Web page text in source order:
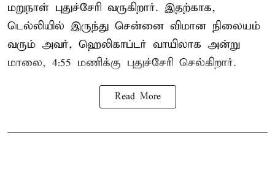
மறுநாள் புதுச்சேரி வருகிறார். இதற்காக,
டெல்லியில் இருந்து சென்னை விமான நிலையம்
வரும் அவர், ஹெலிகாப்டர் வாயிலாக அன்று
மாலை, 4:55 மணிக்கு புதுச்சேரி செல்கிறார்.
Read More